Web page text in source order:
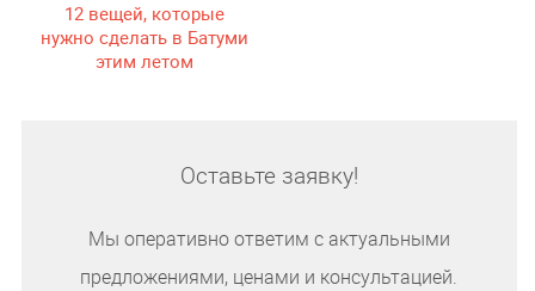
12 вещей, которые
нужно сделать в Батуми
этим летом
Оставьте заявку!
Мы оперативно ответим с актуальными
предложениями, ценами и консультацией.